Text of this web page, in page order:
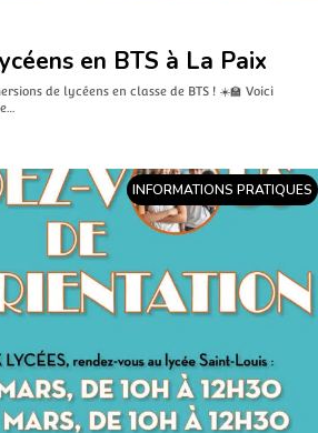
en BTS à La Paix
de lycéens en classe de BTS ! ☀️🏫 Voici
INFORMATIONS PRATIQUES